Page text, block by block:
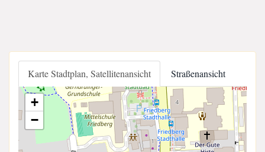
Karte Stadtplan, Satellitenansicht Straßenansicht
+
−